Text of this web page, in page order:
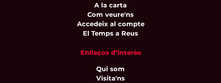
A la carta
Com veure'ns
Accedeix al compte
El Temps a Reus
Enllaços d’interès
Qui som
Visita'ns